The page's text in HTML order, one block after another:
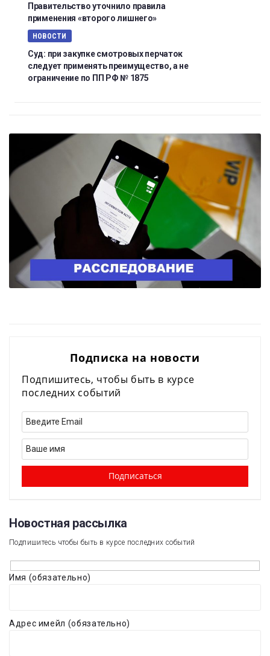
Правительство уточнило правила
применения «второго лишнего»
НОВОСТИ
Суд: при закупке смотровых перчаток
следует применять преимущество, а не
ограничение по ПП РФ № 1875
Подписка на новости
Подпишитесь, чтобы быть в курсе
последних событий
Новостная рассылка​
Подпишитесь чтобы быть в курсе последних событий
Имя (обязательно)
Адрес имейл (обязательно)